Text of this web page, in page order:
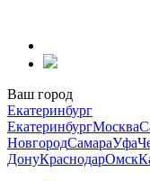
содержанию
Ваш город
Екатеринбург
ЕкатеринбургМосква
НовгородСамараУфа
ДонуКраснодарОмск